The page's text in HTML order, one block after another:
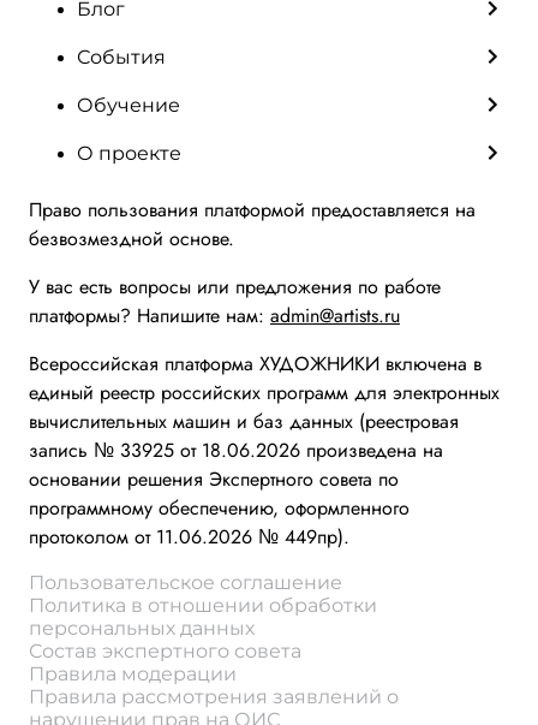
Блог
События
Обучение
О проекте
Право пользования платформой предоставляется на
безвозмездной основе.
У вас есть вопросы или предложения по работе
платформы? Напишите нам: admin@artists.ru
Всероссийская платформа ХУДОЖНИКИ включена в
единый реестр российских программ для электронных
вычислительных машин и баз данных (реестровая
запись № 33925 от 18.06.2026 произведена на
основании решения Экспертного совета по
программному обеспечению, оформленного
протоколом от 11.06.2026 № 449пр).
Пользовательское соглашение
Политика в отношении обработки
персональных данных
Состав экспертного совета
Правила модерации
Правила рассмотрения заявлений о
нарушении прав на ОИС